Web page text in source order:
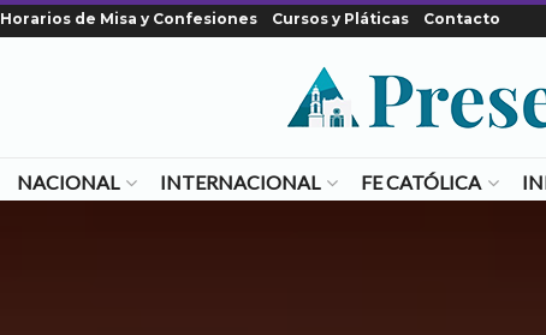
Horarios de Misa y Confesiones Cursos y Pláticas Contacto
NACIONAL INTERNACIONAL FE CATÓLICA